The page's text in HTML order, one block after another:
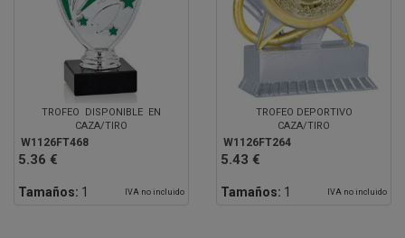
TROFEO DISPONIBLE EN
CAZA/TIRO
W1126FT468
5.36 €
Tamaños: 1 IVA no incluido
TROFEO DEPORTIVO
CAZA/TIRO
W1126FT264
5.43 €
Tamaños: 1 IVA no incluido